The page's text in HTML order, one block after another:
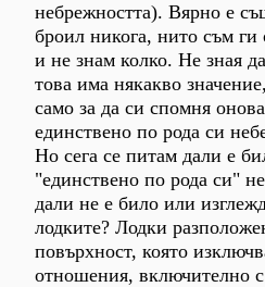
небрежността). Вярно е
броил никога, нито съм ги
и не знам колко. Не зная
това има някакво
само за да си спомня
единствено по рода си
Но сега се питам дали е
"единствено по рода си"
дали не е било или
лодките? Лодки
повърхност, която
отношения, включително